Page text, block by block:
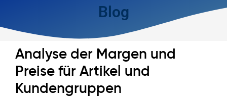
Blog
Analyse der Margen und
Preise für Artikel und
Kundengruppen